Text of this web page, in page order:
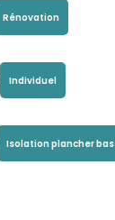
Rénovation
Individuel
Isolation plancher bas